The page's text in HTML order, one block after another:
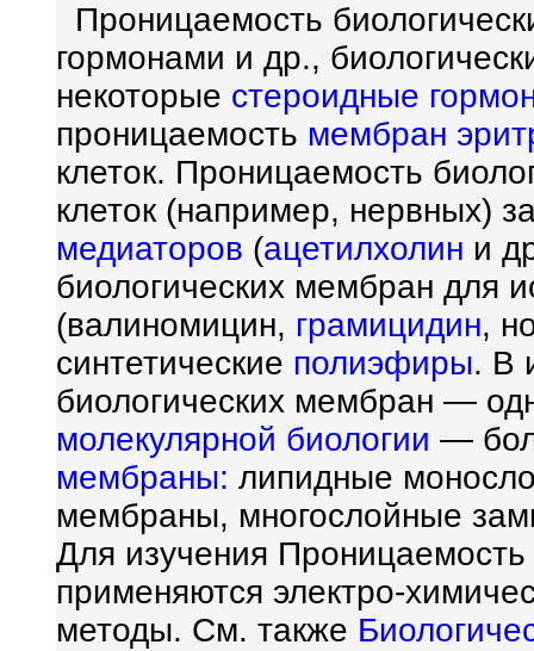
Проницаемость
гормонами и др.,
некоторые стероидные
проницаемость мембран
клеток. Проницаемость
клеток (например, нервных)
медиаторов (ацетилхолин и
биологических мембран для
(валиномицин, грамицидин,
синтетические полиэфиры. В
биологических мембран —
молекулярной биологии —
мембраны: липидные
мембраны, многослойные
Для изучения
применяются электро-
методы. См. также